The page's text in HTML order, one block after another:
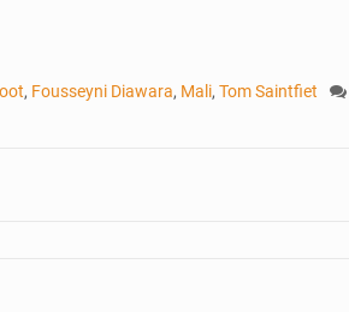
, Fousseyni Diawara, Mali, Tom Saintfiet